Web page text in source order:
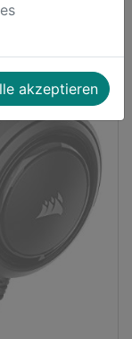
akzeptieren